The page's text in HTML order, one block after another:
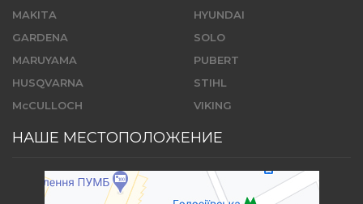
MAKITA
GARDENA
MARUYAMA
HUSQVARNA
McCULLOCH
HYUNDAI
SOLO
PUBERT
STIHL
VIKING
НАШЕ МЕСТОПОЛОЖЕНИЕ